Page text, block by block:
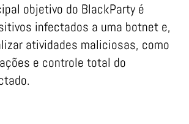
objetivo do BlackParty é
infectados a uma botnet e,
atividades maliciosas, como
e controle total do